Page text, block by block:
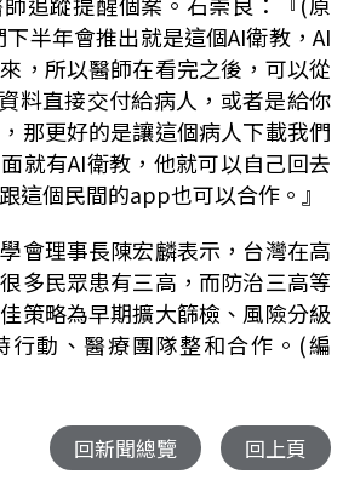
半年會推出就是這個AI衛教，AI
，所以醫師在看完之後，可以從
料直接交付給病人，或者是給你
那更好的是讓這個病人下載我們
就有AI衛教，他就可以自己回去
這個民間的app也可以合作。』
會理事長陳宏麟表示，台灣在高
多民眾患有三高，而防治三高等
策略為早期擴大篩檢、風險分級
行動、醫療團隊整和合作。(編
回新聞總覽 回上頁